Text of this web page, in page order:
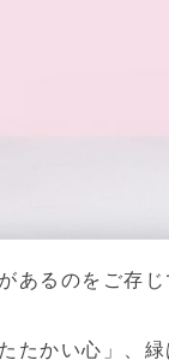
あるのをご存じ
たかい心」、